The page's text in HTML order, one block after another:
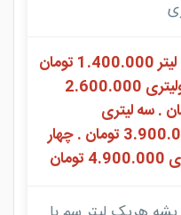
یک لیتر 1.400.000 تومان
. دولیتری 2.600.000
. سه لیتری
3.900.000 تومان . چهار
تومان